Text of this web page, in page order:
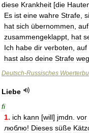
diese Krankheit [die
Es ist eine wahre Strafe
hat sich übernommen auf
zusammengeklappt hat
Ich habe dir verboten auf
hast also deine Strafe weg
Deutsch-Russisches
Liebe
fi
1. ich kann [will] jmdn vor
люблю! Dieses süße